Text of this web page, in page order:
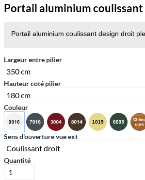
Portail aluminium coulissant
Portail aluminium coulissant design droit
Largeur entre pilier
Hauteur coté pilier
Couleur
Sens d'ouverture vue ext
Quantité